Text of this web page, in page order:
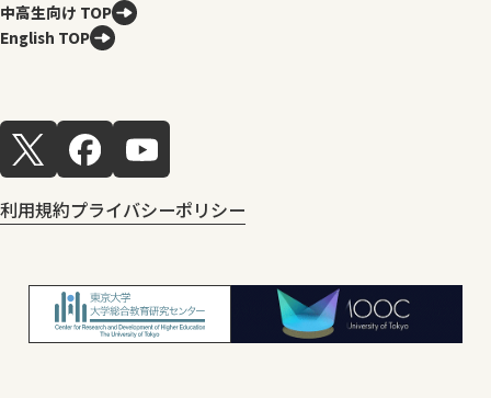
中高生向け TOP
English TOP
利用規約プライバシーポリシー